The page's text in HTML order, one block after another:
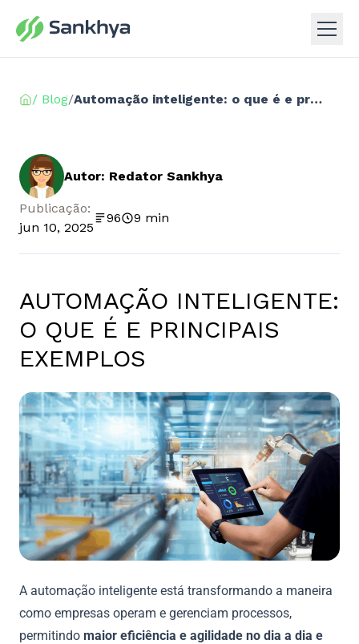
/ Blog/ Automação inteligente: o que é e principais exemplos
Autor: Redator Sankhya
Publicação:
jun 10, 2025
96 9 min
AUTOMAÇÃO INTELIGENTE:
O QUE É E PRINCIPAIS
EXEMPLOS
A automação inteligente está transformando a maneira
como empresas operam e gerenciam processos,
permitindo maior eficiência e agilidade no dia a dia e